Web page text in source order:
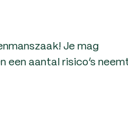
Je mag
aantal risico’s